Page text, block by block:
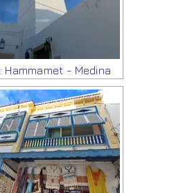
Hammamet - Medina